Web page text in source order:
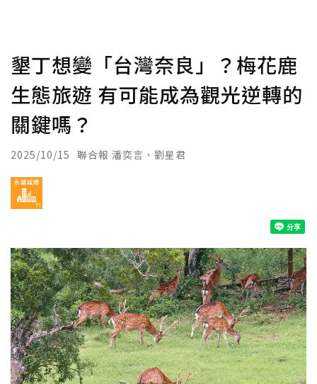
墾丁想變「台灣奈良」？梅花鹿
生態旅遊 有可能成為觀光逆轉的
關鍵嗎？
2025/10/15 聯合報 潘奕言、劉星君